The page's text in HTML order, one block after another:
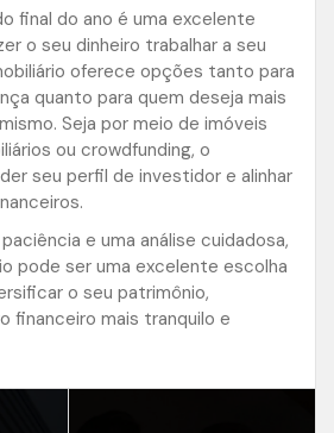
final do ano é uma excelente
o seu dinheiro trabalhar a seu
oferece opções tanto para
quanto para quem deseja mais
Seja por meio de imóveis
ou crowdfunding, o
seu perfil de investidor e alinhar
e uma análise cuidadosa,
pode ser uma excelente escolha
o seu patrimônio,
financeiro mais tranquilo e